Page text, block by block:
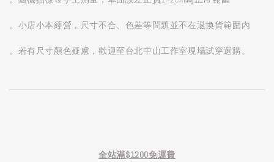
。小店小本經營，尺寸不合、色差等問題並不在退換貨範圍內
。若有尺寸顏色疑慮，歡迎至台北中山工作室現場試穿選購。
全站滿$1200免運費